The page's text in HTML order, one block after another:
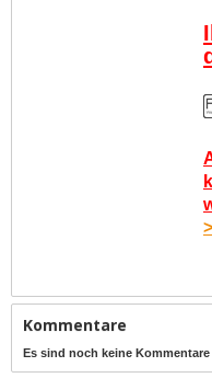
Kommentare
Es sind noch keine